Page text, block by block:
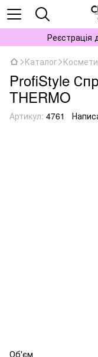
Реєстрація
Каталог
ProfiStyle
THERMO
Артикул: 4761
Об'єм